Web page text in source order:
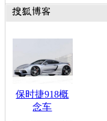
保时捷918概
念车